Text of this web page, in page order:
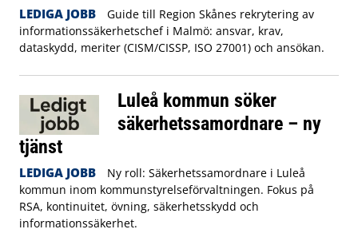
LEDIGA JOBB
Guide till Region Skånes rekrytering av
informationssäkerhetschef i Malmö: ansvar, krav,
dataskydd, meriter (CISM/CISSP, ISO 27001) och ansökan.
Luleå kommun söker
säkerhetssamordnare – ny
tjänst
LEDIGA JOBB
Ny roll: Säkerhetssamordnare i Luleå
kommun inom kommunstyrelseförvaltningen. Fokus på
RSA, kontinuitet, övning, säkerhetsskydd och
informationssäkerhet.